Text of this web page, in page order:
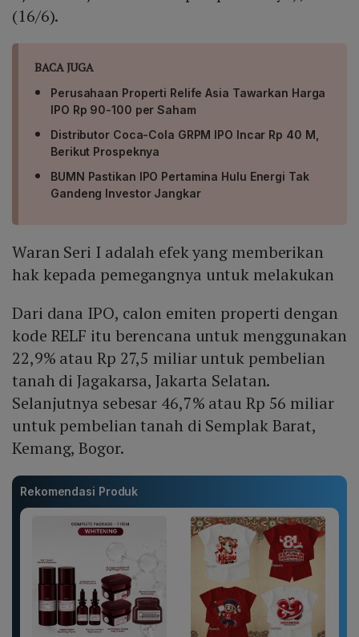
(16/6).
BACA JUGA
Perusahaan Properti Relife Asia Tawarkan Harga
IPO Rp 90-100 per Saham
Distributor Coca-Cola GRPM IPO Incar Rp 40 M,
Berikut Prospeknya
BUMN Pastikan IPO Pertamina Hulu Energi Tak
Gandeng Investor Jangkar
Waran Seri I adalah efek yang memberikan
hak kepada pemegangnya untuk melakukan
Dari dana IPO, calon emiten properti dengan
kode RELF itu berencana untuk menggunakan
22,9% atau Rp 27,5 miliar untuk pembelian
tanah di Jagakarsa, Jakarta Selatan.
Selanjutnya sebesar 46,7% atau Rp 56 miliar
untuk pembelian tanah di Semplak Barat,
Kemang, Bogor.
Rekomendasi Produk